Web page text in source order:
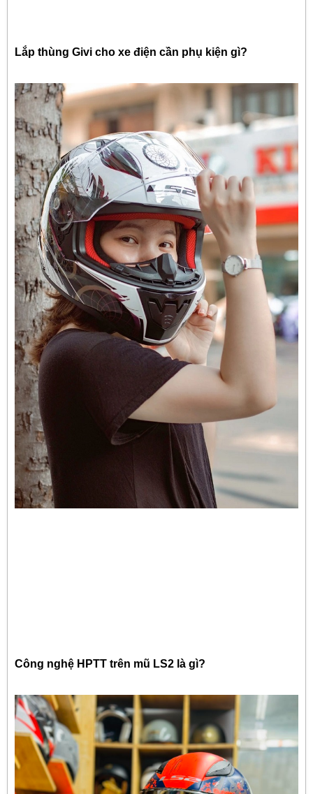
Lắp thùng Givi cho xe điện cần phụ kiện gì?
Công nghệ HPTT trên mũ LS2 là gì?